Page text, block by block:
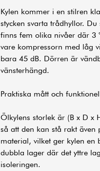
Kylen kommer i en stilren
stycken svarta trådhyllor.
finns fem olika nivåer där 3
vare kompressorn med låg
bara 45 dB. Dörren är
vänsterhängd.
Praktiska mått och
Ölkylens storlek är (B x D x
så att den kan stå rakt
material, vilket ger kylen en
dubbla lager där det yttre
isoleringen.